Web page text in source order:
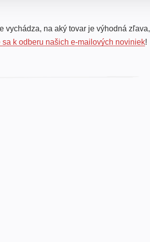
vychádza, na aký tovar je výhodná zľava,
sa k odberu našich e-mailových noviniek!